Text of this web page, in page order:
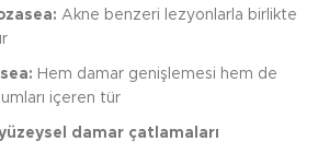
Akne benzeri lezyonlarla birlikte
Hem damar genişlemesi hem de
içeren tür
damar çatlamaları